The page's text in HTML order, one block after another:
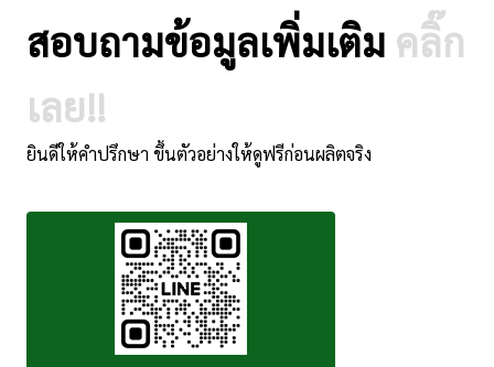
สอบถามข้อมูลเพิ่มเติม คลิ๊ก
เลย!!
ยินดีให้คำปรึกษา ขึ้นตัวอย่างให้ดูฟรีก่อนผลิตจริง